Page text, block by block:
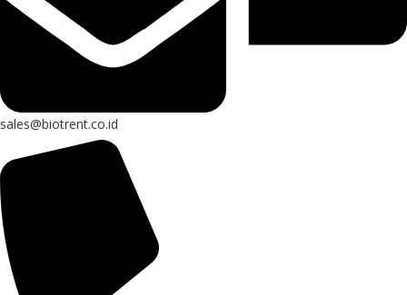
sales@biotrent.co.id